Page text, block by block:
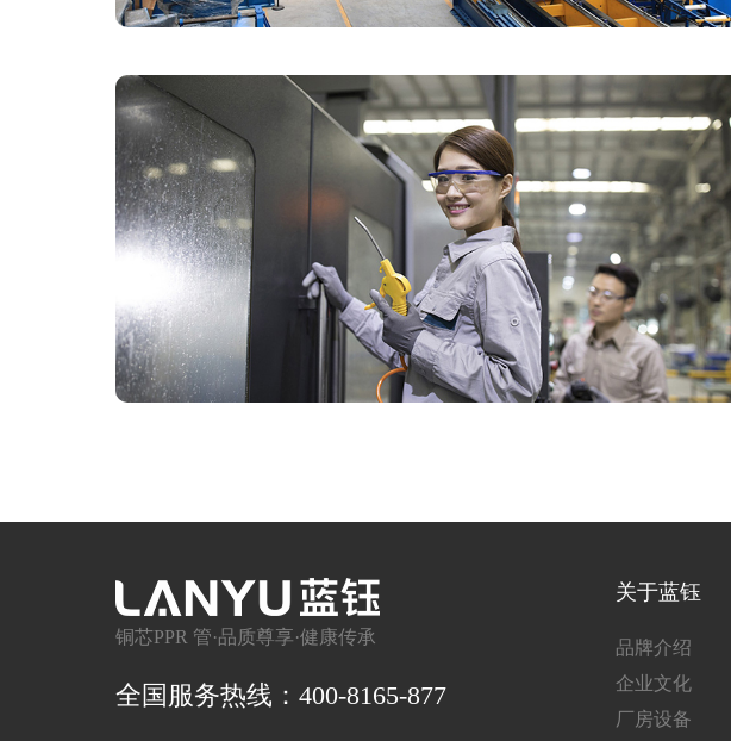
铜芯PPR 管·品质尊享·健康传承
全国服务热线：400-8165-877
关于蓝钰
品牌介绍
企业文化
厂房设备